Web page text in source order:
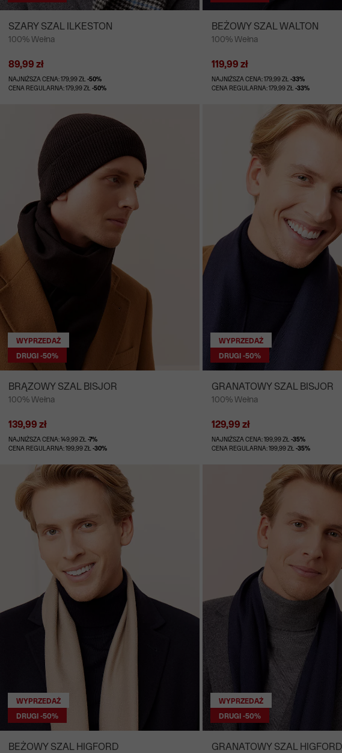
SZARY SZAL ILKESTON
100% Wełna
89,99 zł
NAJNIŻSZA CENA: 179,99 ZŁ-50%
CENA REGULARNA: 179,99 ZŁ-50%
BEŻOWY SZAL WALTON
100% Wełna
119,99 zł
NAJNIŻSZA CENA: 179,99 ZŁ -33%
CENA REGULARNA: 179,99 ZŁ -33%
WYPRZEDAŻ
DRUGI -50%
BRĄZOWY SZAL BISJOR
100% Wełna
139,99 zł
NAJNIŻSZA CENA: 149,99 ZŁ-7%
CENA REGULARNA: 199,99 ZŁ-30%
WYPRZEDAŻ
DRUGI -50%
GRANATOWY SZAL BISJOR
100% Wełna
129,99 zł
NAJNIŻSZA CENA: 199,99 ZŁ -35%
CENA REGULARNA: 199,99 ZŁ -35%
WYPRZEDAŻ
DRUGI -50%
BEŻOWY SZAL HIGFORD
WYPRZEDAŻ
DRUGI -50%
GRANATOWY SZAL HIGFORD